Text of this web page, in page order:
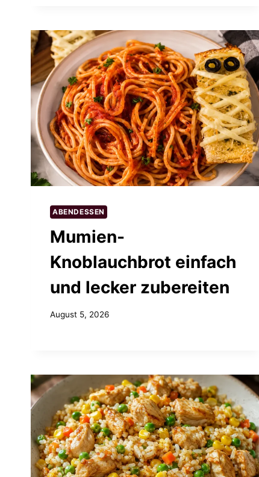
ABENDESSEN
Mumien-
Knoblauchbrot einfach
und lecker zubereiten
August 5, 2026